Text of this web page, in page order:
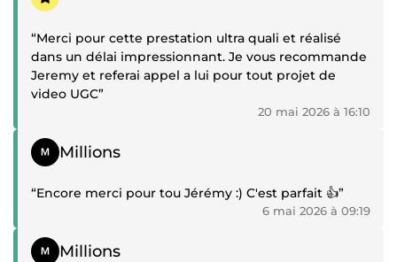
“Merci pour cette prestation ultra quali et réalisé
dans un délai impressionnant. Je vous recommande
Jeremy et referai appel a lui pour tout projet de
video UGC”
20 mai 2026 à 16:10
Témoignage positif
Millions
“Encore merci pour tou Jérémy :) C'est parfait 👍”
6 mai 2026 à 09:19
Témoignage positif
Millions